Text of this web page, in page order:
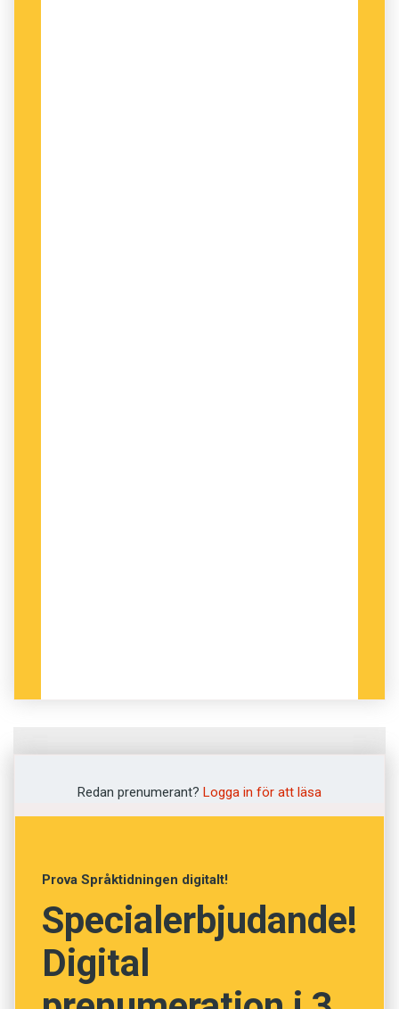
Islänning
Isläning
Isländing
Islänning
Isländning
Redan prenumerant? Logga in för att läsa
Prova Språktidningen digitalt!
Specialerbjudande!
Digital